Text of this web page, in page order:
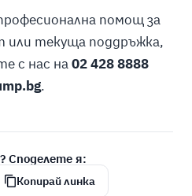
помощ за
или текуща поддръжка,
с нас на02 428 8888
.
Споделете я:
Копирай линка